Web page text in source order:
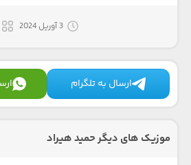
3 آوریل 2024
ارسال به تلگرام
موزیک های دیگر حمید هیراد